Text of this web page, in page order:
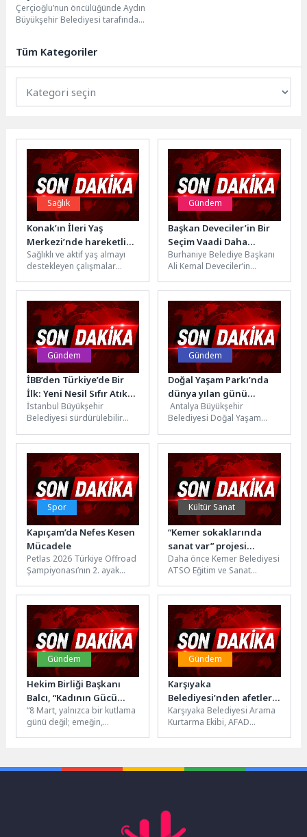
Çalışması
Çerçioğlu’nun öncülüğünde Aydın
Büyükşehir Belediyesi tarafından
Tüm Kategoriler
Sağlık
Konak’ın İleri Yaş
Merkezi’nde hareketli
yaşam semineri
Sağlıklı ve aktif yaş almayı
destekleyen çalışmalar
Belediyesi ve Medicana
International İzmir
Hastanesi...
Gündem
Başkan Deveciler’in Bir
Seçim Vaadi Daha
Hayata Geçiyor:
Bahçelievler Pazar Yeri
Yenileniyor
Burhaniye Belediye Başkanı
Ali Kemal Deveciler’in
kamuoyuyla paylaştığı
projeler arasında yer alan...
Gündem
İBB’den Türkiye’de Bir
İlk: Yeni Nesil Sıfır Atık
Dönemi
İstanbul Büyükşehir
Belediyesi sürdürülebilir
mücadele hedefleri
doğrultusunda atık ve çevre
yönetiminde...
Gündem
Doğal Yaşam Parkı’nda
dünya yılan günü
etkinliği
Antalya Büyükşehir
Belediyesi Doğal Yaşam
Yılan Günü kapsamında
düzenlediği etkinlikle
yılanların...
Spor
Kapıçam’da Nefes Kesen
Mücadele
Petlas 2026 Türkiye Offroad
Şampiyonası’nın 2. ayak
Kulübü tarafından 22 araç
ve...
Kültür Sanat
“Kemer sokaklarında
sanat var” projesi
başladı
Daha önce Kemer Belediyesi
ATSO Eğitim ve Sanat
Başkan Yardımcısı Furkan
Üstündağ...
Gündem
Hekim Birliği Başkanı
Balcı, “Kadının Gücü
Toplumun Gücüdür”
“8 Mart, yalnızca bir kutlama
günü değil; emeğin,
Gündem
Karşıyaka
Belediyesi’nden afetlere
karşı güçlü adım!
Karşıyaka Belediyesi Arama
Kurtarma Ekibi, AFAD
oldu....